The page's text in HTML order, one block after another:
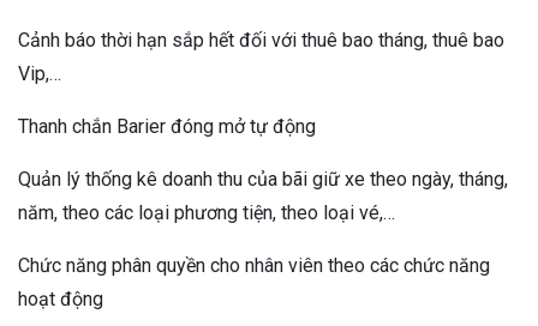
Cảnh báo thời hạn sắp hết đối với thuê bao tháng, thuê bao
Vip,…
Thanh chắn Barier đóng mở tự động
Quản lý thống kê doanh thu của bãi giữ xe theo ngày, tháng,
năm, theo các loại phương tiện, theo loại vé,…
Chức năng phân quyền cho nhân viên theo các chức năng
hoạt động